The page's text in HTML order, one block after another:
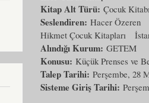
Kitap Alt Türü: Çocuk
Seslendiren: Hacer Özeren
Hikmet Çocuk Kitapları
Alındığı Kurum: GETEM
Konusu: Küçük Prenses ve
Talep Tarihi: Perşembe, 28
Sisteme Giriş Tarihi: